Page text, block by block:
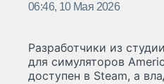
06:46, 10 Мая 2026
Разработчики из
для симуляторов
доступен в Steam, а